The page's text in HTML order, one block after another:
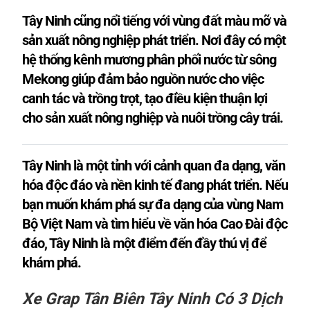
Tây Ninh cũng nổi tiếng với vùng đất màu mỡ và
sản xuất nông nghiệp phát triển. Nơi đây có một
hệ thống kênh mương phân phối nước từ sông
Mekong giúp đảm bảo nguồn nước cho việc
canh tác và trồng trọt, tạo điều kiện thuận lợi
cho sản xuất nông nghiệp và nuôi trồng cây trái.
Tây Ninh là một tỉnh với cảnh quan đa dạng, văn
hóa độc đáo và nền kinh tế đang phát triển. Nếu
bạn muốn khám phá sự đa dạng của vùng Nam
Bộ Việt Nam và tìm hiểu về văn hóa Cao Đài độc
đáo, Tây Ninh là một điểm đến đầy thú vị để
khám phá.
Xe Grap Tân Biên Tây Ninh Có 3 Dịch